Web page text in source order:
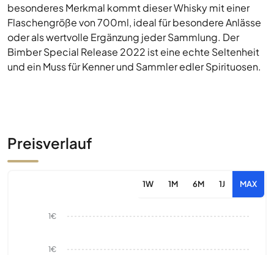
besonderes Merkmal kommt dieser Whisky mit einer
Flaschengröße von 700ml, ideal für besondere Anlässe
oder als wertvolle Ergänzung jeder Sammlung. Der
Bimber Special Release 2022 ist eine echte Seltenheit
und ein Muss für Kenner und Sammler edler Spirituosen.
Preisverlauf
1W 1M 6M 1J MAX
1€
1€